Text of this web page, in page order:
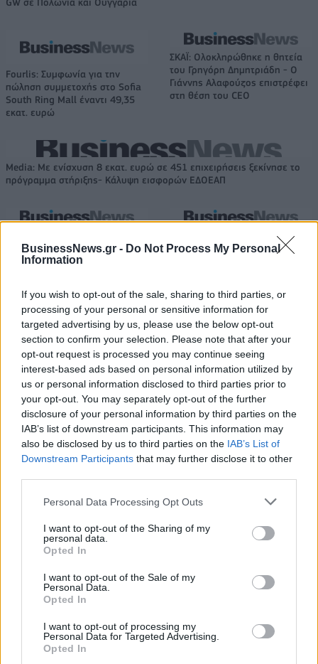
BusinessNews.gr - Do Not Process My Personal
Information
If you wish to opt-out of the sale, sharing to third parties, or
processing of your personal or sensitive information for
targeted advertising by us, please use the below opt-out
section to confirm your selection. Please note that after your
opt-out request is processed you may continue seeing
interest-based ads based on personal information utilized by
us or personal information disclosed to third parties prior to
your opt-out. You may separately opt-out of the further
disclosure of your personal information by third parties on the
IAB’s list of downstream participants. This information may
also be disclosed by us to third parties on the IAB’s List of
Downstream Participants that may further disclose it to other
Personal Data Processing Opt Outs
I want to opt-out of the Sharing of my
personal data.
Opted In
I want to opt-out of the Sale of my
Personal Data.
Opted In
I want to opt-out of processing my
Personal Data for Targeted Advertising.
Opted In
GW σε Πολωνία και Ουγγαρία
Fourlis: Συμφωνία για την
πώληση συμμετοχής στο Sofia
South Ring Mall έναντι 49,35
εκατ. ευρώ
ΣΚΑΪ: Ολοκληρώθηκε η θητεία
του Γρηγόρη Δημητριάδη - Ο
Γιάννης Αλαφούζος επιστρέφει
στη θέση του CEO
Media: Με ενίσχυση 8 εκατ. ευρώ σε 451 επιχειρήσεις ξεκίνησε το
πρόγραμμα στήριξης- Κάλυψη εισφορών ΕΔΟΕΑΠ
μπαταριών για τα υβριδικά της
Σε κινεζική… πολιορκία η
ευρωπαϊκή
Νέο Audi A2 e-tron με στόχο την κορυφή της αποδοτικότητας
Μακάμπι Τελ Αβίβ: Ανακοίνωσε
τον Κίτον Γουάλας (pic)
«Η οικογένεια Μπας φέρεται να
βρίσκεται κοντά στην απόκτηση
της Βιλερμπάν»
Χρηματιστήριο Αθηνών: Εβδομαδιαία άνοδος 1,76%, κέρδη 23,31%
από τις αρχές του έτους
Ελληνική Αναπτυξιακή Τράπεζα:
Με «προίκα» 2 δισ. ευρώ
δισ. σε μικρομεσαίες
Υπ. Μεταφορών: Οριστική λύση
χρονοβόρες διαδικασίες
Η Chery επενδύει 75 εκατ. δολάρια στην KG Mobility